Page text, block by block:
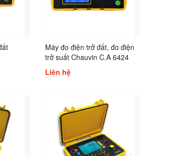
Máy đo điện trở đất, đo điện
trở suất Chauvin C.A 6424
Liên hệ